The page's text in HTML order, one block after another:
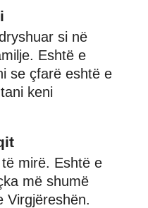
si në
Eshtë e
se çfarë eshtë e
keni
mirë. Eshtë e
më shumë
Virgjëreshën.